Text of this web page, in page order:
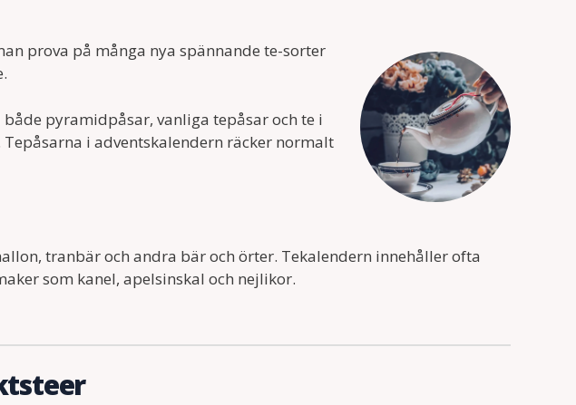
prova på många nya spännande te-sorter
pyramidpåsar, vanliga tepåsar och te i
i adventskalendern räcker normalt
tranbär och andra bär och örter. Tekalendern innehåller ofta
som kanel, apelsinskal och nejlikor.